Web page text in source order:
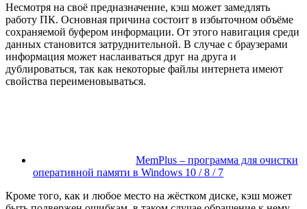
Несмотря на своё предназначение, кэш может замедлять
работу ПК. Основная причина состоит в избыточном объёме
сохраняемой буфером информации. От этого навигация среди
данных становится затруднительной. В случае с браузерами
информация может наслаиваться друг на друга и
дублироваться, так как некоторые файлы интернета имеют
свойства переименовываться.
MemPlus – программа для очистки
оперативной памяти в Windows 10 / 8 / 7
Кроме того, как и любое место на жёстком диске, кэш может